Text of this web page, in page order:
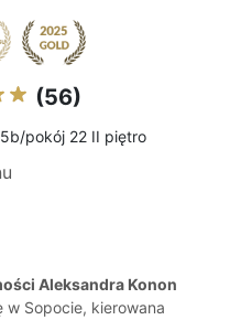
(56)
pokój 22 II piętro
Aleksandra Konon
Sopocie, kierowana